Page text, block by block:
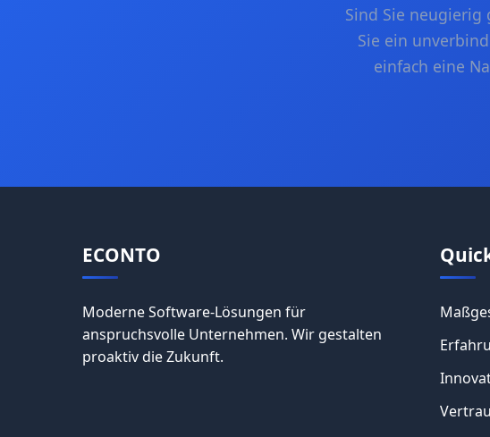
So wird Controlling mit unserer SoftwareSind Sie neugierig
Sie ein
einfach eine
ECONTO
Moderne Software-Lösungen für
anspruchsvolle Unternehmen. Wir gestalten
proaktiv die Zukunft.